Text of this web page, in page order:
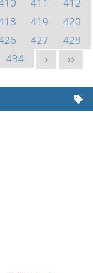
419
420
427
428
434 > >>